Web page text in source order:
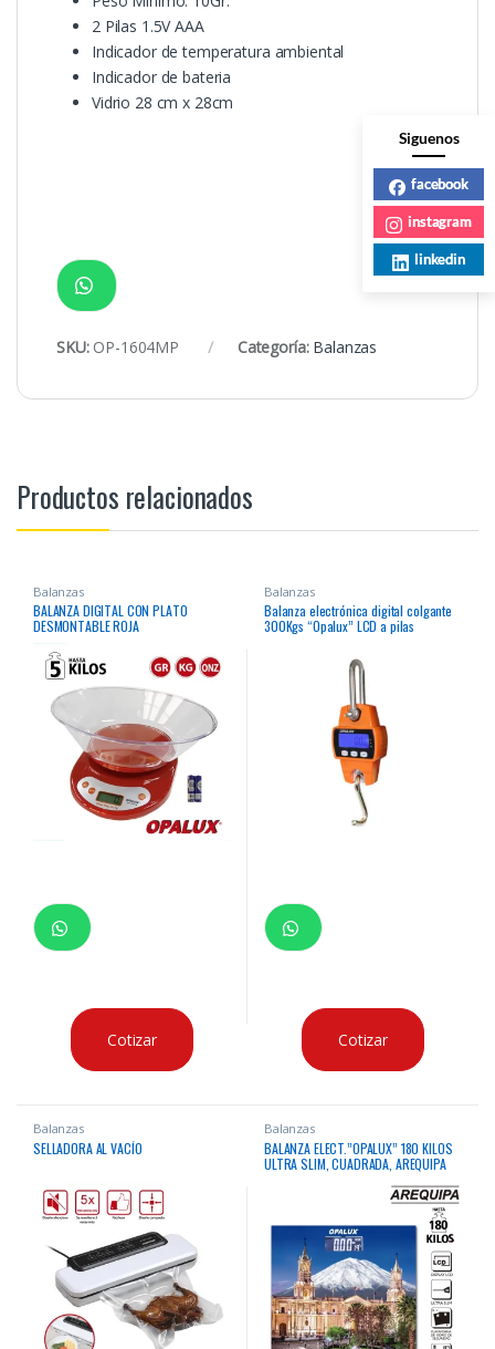
2 Pilas 1.5V AAA
Indicador de temperatura ambiental
Indicador de bateria
Vidrio 28 cm x 28cm
SKU: OP-1604MP Categoría: Balanzas
Productos relacionados
Balanzas
BALANZA DIGITAL CON PLATO
DESMONTABLE ROJA
Cotizar
Balanzas
Balanza electrónica digital colgante
300Kgs “Opalux” LCD a pilas
Cotizar
Balanzas
SELLADORA AL VACÍO
Balanzas
BALANZA ELECT.”OPALUX” 180 KILOS
ULTRA SLIM, CUADRADA, AREQUIPA
Siguenos
facebook
instagram
linkedin